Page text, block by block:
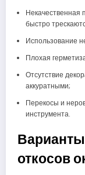
Некачественная
быстро
Использование
Плохая
Отсутствие
аккуратными;
Перекосы и
инструмента.
откосов